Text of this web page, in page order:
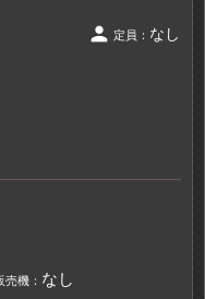
person 定員： なし
売機： なし